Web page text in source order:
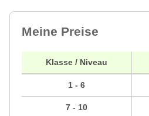
Meine Preise
Klasse / Niveau
1 - 6
7 - 10